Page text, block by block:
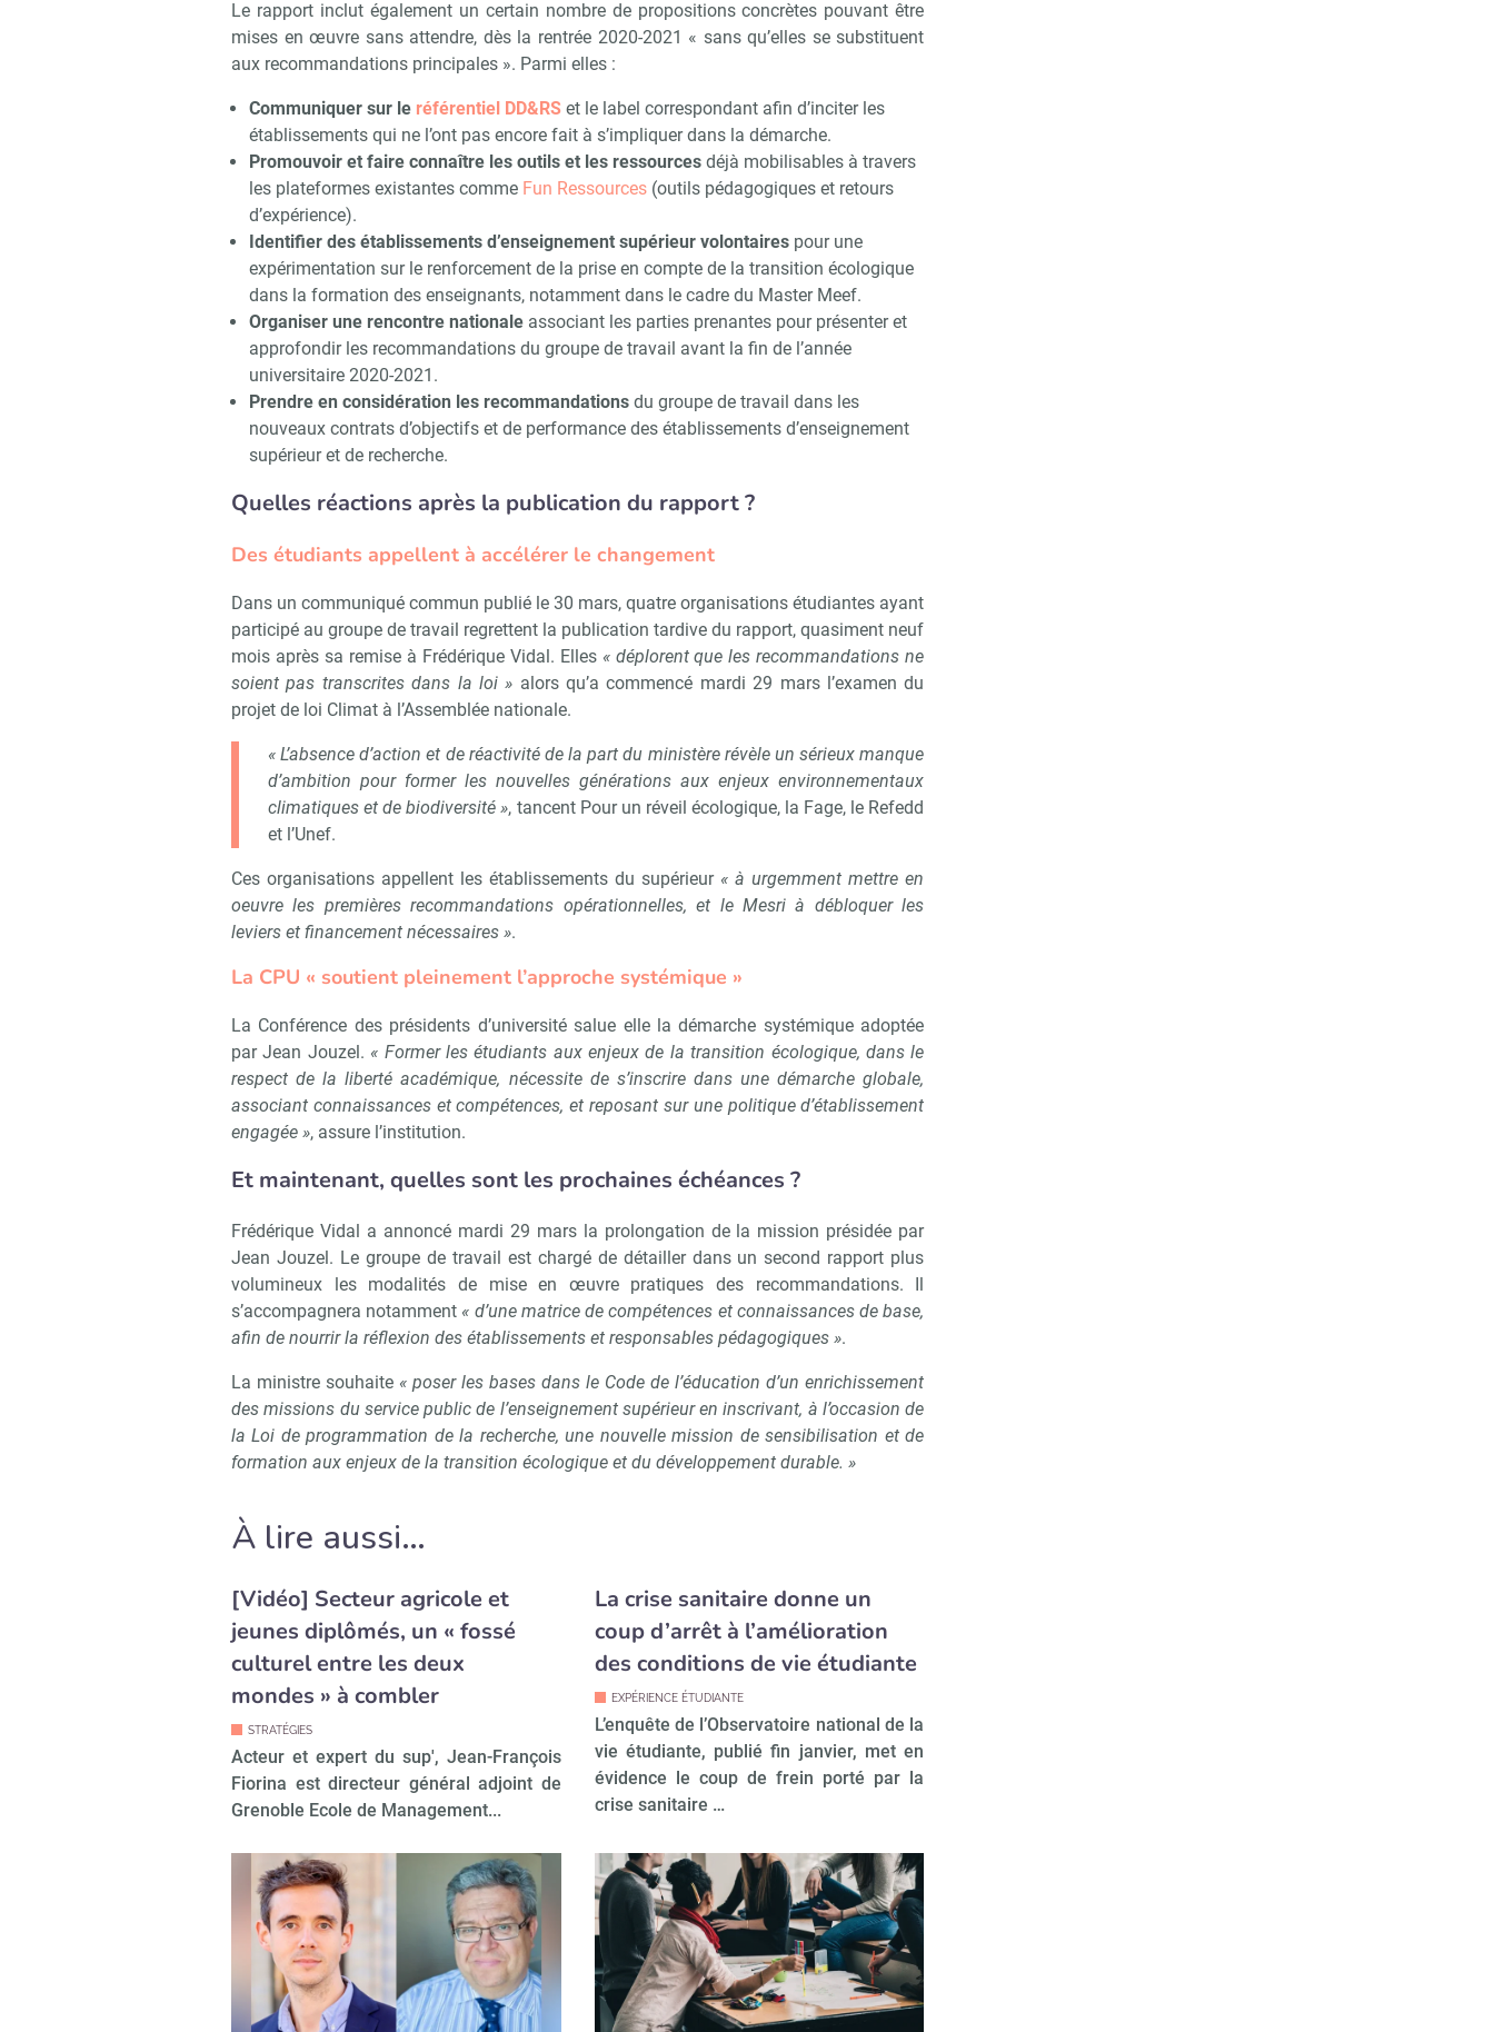
Le rapport inclut également un certain nombre de propositions concrètes pouvant être
mises en œuvre sans attendre, dès la rentrée 2020-2021 « sans qu’elles se substituent
aux recommandations principales ». Parmi elles :
Communiquer sur le référentiel DD&RSet le label correspondant afin d’inciter les
établissements qui ne l’ont pas encore fait à s’impliquer dans la démarche.
Promouvoir et faire connaître les outils et les ressourcesdéjà mobilisables à travers
les plateformes existantes comme Fun Ressources(outils pédagogiques et retours
d’expérience).
Identifier des établissements d’enseignement supérieur volontairespour une
expérimentation sur le renforcement de la prise en compte de la transition écologique
dans la formation des enseignants, notamment dans le cadre du Master Meef.
Organiser une rencontre nationaleassociant les parties prenantes pour présenter et
approfondir les recommandations du groupe de travail avant la fin de l’année
universitaire 2020-2021.
Prendre en considération les recommandationsdu groupe de travail dans les
nouveaux contrats d’objectifs et de performance des établissements d’enseignement
supérieur et de recherche.
Quelles réactions après la publication du rapport ?
Des étudiants appellent à accélérer le changement
Dans un communiqué commun publié le 30 mars, quatre organisations étudiantes ayant
participé au groupe de travail regrettent la publication tardive du rapport, quasiment neuf
mois après sa remise à Frédérique Vidal. Elles « déplorent que les recommandations ne
soient pas transcrites dans la loi » alors qu’a commencé mardi 29 mars l’examen du
projet de loi Climat à l’Assemblée nationale.
« L’absence d’action et de réactivité de la part du ministère révèle un sérieux manque
d’ambition pour former les nouvelles générations aux enjeux environnementaux
climatiques et de biodiversité », tancent Pour un réveil écologique, la Fage, le Refedd
et l’Unef.
Ces organisations appellent les établissements du supérieur « à urgemment mettre en
oeuvre les premières recommandations opérationnelles, et le Mesri à débloquer les
leviers et financement nécessaires ».
La CPU « soutient pleinement l’approche systémique »
La Conférence des présidents d’université salue elle la démarche systémique adoptée
par Jean Jouzel. « Former les étudiants aux enjeux de la transition écologique, dans le
respect de la liberté académique, nécessite de s’inscrire dans une démarche globale,
associant connaissances et compétences, et reposant sur une politique d’établissement
engagée », assure l’institution.
Et maintenant, quelles sont les prochaines échéances ?
Frédérique Vidal a annoncé mardi 29 mars la prolongation de la mission présidée par
Jean Jouzel. Le groupe de travail est chargé de détailler dans un second rapport plus
volumineux les modalités de mise en œuvre pratiques des recommandations. Il
s’accompagnera notamment « d’une matrice de compétences et connaissances de base,
afin de nourrir la réflexion des établissements et responsables pédagogiques ».
La ministre souhaite « poser les bases dans le Code de l’éducation d’un enrichissement
des missions du service public de l’enseignement supérieur en inscrivant, à l’occasion de
la Loi de programmation de la recherche, une nouvelle mission de sensibilisation et de
formation aux enjeux de la transition écologique et du développement durable. »
À lire aussi…
[Vidéo] Secteur agricole et
jeunes diplômés, un « fossé
culturel entre les deux
mondes » à combler
STRATÉGIES
Acteur et expert du sup', Jean-François
Fiorina est directeur général adjoint de
Grenoble Ecole de Management...
La crise sanitaire donne un
coup d’arrêt à l’amélioration
des conditions de vie étudiante
EXPÉRIENCE ÉTUDIANTE
L’enquête de l’Observatoire national de la
vie étudiante, publié fin janvier, met en
évidence le coup de frein porté par la
crise sanitaire …
Recevoir Campus Matin Abonnez-vous à notre newsletter